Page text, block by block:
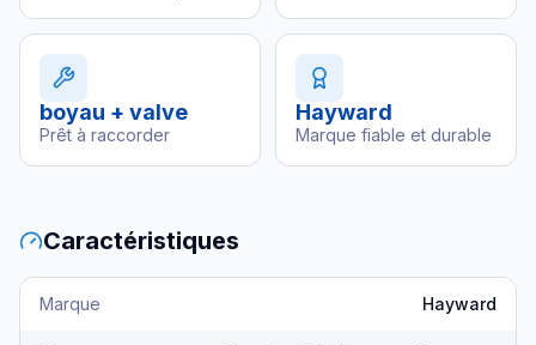
boyau + valve
Prêt à raccorder
Hayward
Marque fiable et durable
Caractéristiques
Marque Hayward